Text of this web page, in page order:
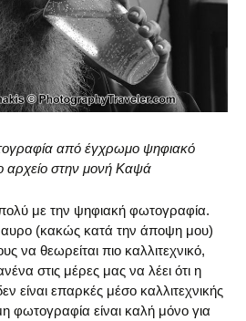
από έγχρωμο ψηφιακό
αρχείο στην μονή Καψά
με την ψηφιακή φωτογραφία.
(κακώς κατά την άποψη μου)
να θεωρείται πιο καλλιτεχνικό,
στις μέρες μας να λέει ότι η
είναι επαρκές μέσο καλλιτεχνικής
φωτογραφία είναι καλή μόνο για